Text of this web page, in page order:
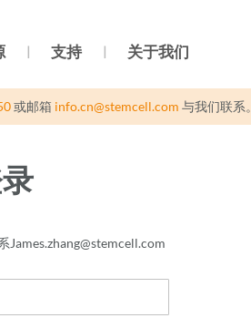
支持 关于我们
或邮箱 info.cn@stemcell.com 与我们联系。